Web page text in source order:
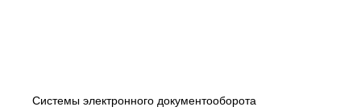
Системы электронного документооборота